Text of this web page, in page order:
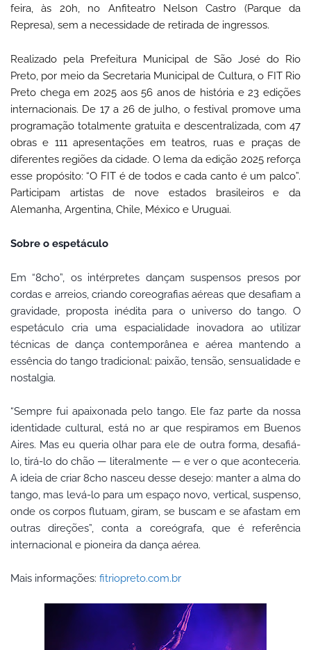
feira, às 20h, no Anfiteatro Nelson Castro (Parque da
Represa), sem a necessidade de retirada de ingressos.
Realizado pela Prefeitura Municipal de São José do Rio
Preto, por meioda Secretaria Municipal de Cultura, o FIT Rio
Preto chegaem 2025 aos56 anos de história e 23 edições
internacionais. De 17 a 26 de julho, o festival promoveuma
programação totalmente gratuita e descentralizada com 47
obras e 111 apresentações em teatros, ruas e praças de
diferentes regiões da cidade. O lema da edição 2025 reforça
esse propósito: “O FIT é de todos e cada canto é um palco”.
Participam
artistasde nove estados brasileirose da
Alemanha, Argentina, Chile, México e Uruguai.
Sobre o espetáculo
Em “8cho”, os intérpretes dançam suspensos presos por
cordas e arreios, criando coreografias aéreas que desafiam a
gravidade, proposta inédita para o universo do tango. O
espetáculo cria uma espacialidade inovadora ao utilizar
técnicas de dança contemporânea e aérea mantendo a
essência do tango tradicional: paixão, tensão, sensualidade e
nostalgia.
“Sempre fui apaixonada pelo tango. Ele faz parte da nossa
identidade cultural, está no ar que respiramos em Buenos
Aires. Mas eu queria olhar para ele de outra forma, desafiá-
lo, tirá-lo do chão — literalmente — e ver o que aconteceria.
A ideia de criar 8cho nasceu desse desejo: manter a alma do
tango, mas levá-lo para um espaço novo, vertical, suspenso,
onde os corpos flutuam, giram, se buscam e se afastam em
outras direções”, conta a coreógrafa, que é referência
internacional e pioneira da dança aérea.
Mais informações: fitriopreto.com.br